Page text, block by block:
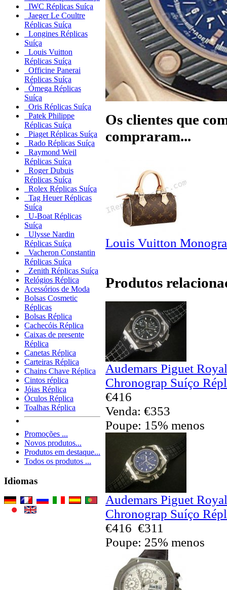
IWC Réplicas Suíça
Jaeger Le Coultre
Réplicas Suíça
Longines Réplicas
Suíça
Louis Vuitton
Réplicas Suíça
Officine Panerai
Réplicas Suíça
Ómega Réplicas
Suíça
Oris Réplicas Suíça
Patek Philippe
Réplicas Suíça
Piaget Réplicas Suíça
Rado Réplicas Suíça
Raymond Weil
Réplicas Suíça
Roger Dubuis
Réplicas Suíça
Rolex Réplicas Suíça
Tag Heuer Réplicas
Suíça
U-Boat Réplicas
Suíça
Ulysse Nardin
Réplicas Suíça
Vacheron Constantin
Réplicas Suíça
Zenith Réplicas Suíça
Relógios Réplica
Acessórios de Moda
Bolsas Cosmetic
Réplicas
Bolsas Réplica
Cachecóis Réplica
Caixas de presente
Réplica
Canetas Réplica
Carteiras Réplica
Chains Chave Réplica
Cintos réplica
Jóias Réplica
Óculos Réplica
Toalhas Réplica
Promoções ...
Novos produtos...
Produtos em destaque...
Todos os produtos ...
Idiomas
Os clientes que
compraram...
Louis Vuitton
Produtos
Audemars Piguet
Chronograp Suíço
€416
Venda: €353
Poupe: 15% menos
Audemars Piguet
Chronograp Suíço
€416 €311
Poupe: 25% menos